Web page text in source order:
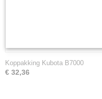
Koppakking Kubota B7000
€ 32,36